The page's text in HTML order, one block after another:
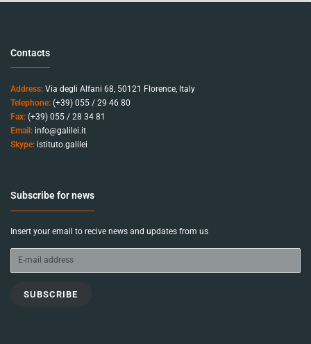
Contacts
Address: Via degli Alfani 68, 50121 Florence, Italy
Telephone: (+39) 055 / 29 46 80
Fax: (+39) 055 / 28 34 81
Email: info@galilei.it
Skype: istituto.galilei
Subscribe for news
Insert your email to recive news and updates from us
SUBSCRIBE